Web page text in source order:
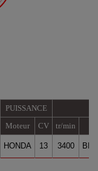
PUISSANCE
Moteur CV tr/min
HONDA 13 3400